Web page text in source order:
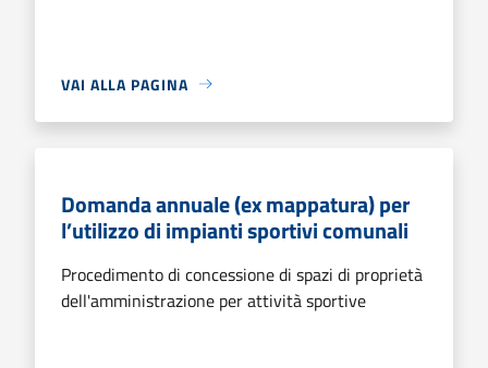
VAI ALLA PAGINA
Domanda annuale (ex mappatura) per
l’utilizzo di impianti sportivi comunali
Procedimento di concessione di spazi di proprietà
dell'amministrazione per attività sportive